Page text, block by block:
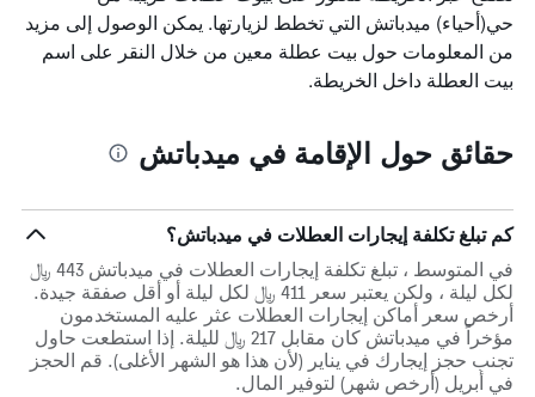
الذي
يعرض
أيام
الأسبوع.
التالي
الذي
يعرض
متوسط
سعر
غرفة
حي(أحياء) ميدباتش التي تخطط لزيارتها. يمكن الوصول إلى مزيد
من المعلومات حول بيت عطلة معين من خلال النقر على اسم
بيت العطلة داخل الخريطة.
حقائق حول الإقامة في ميدباتش
كم تبلغ تكلفة إيجارات العطلات في ميدباتش؟
في المتوسط ، تبلغ تكلفة إيجارات العطلات في ميدباتش 443 ﷼
لكل ليلة ، ولكن يعتبر سعر 411 ﷼ لكل ليلة أو أقل صفقة جيدة.
أرخص سعر أماكن إيجارات العطلات عثر عليه المستخدمون
مؤخراً في ميدباتش كان مقابل 217 ﷼ لليلة. إذا استطعت حاول
تجنب حجز إيجارك في يناير (لأن هذا هو الشهر الأغلى). قم الحجز
في أبريل (أرخص شهر) لتوفير المال.